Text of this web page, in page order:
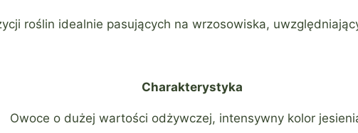
roślin idealnie pasujących na wrzosowiska,
Charakterystyka
Owoce o dużej wartości odżywczej, intensywny kolor